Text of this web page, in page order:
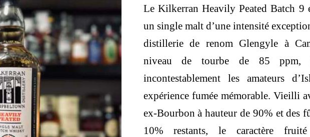
Le Kilkerran Heavily Peated Batch 9
un single malt d’une intensité
distillerie de renom Glengyle à
niveau de tourbe de 85 ppm,
incontestablement les amateurs
expérience fumée mémorable. Vieilli
ex-Bourbon à hauteur de 90% et des
10% restants, le caractère